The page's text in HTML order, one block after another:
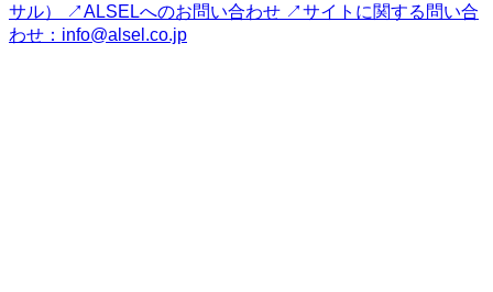
サル） ↗ALSELへのお問い合わせ ↗サイトに関する問い合
わせ：info@alsel.co.jp